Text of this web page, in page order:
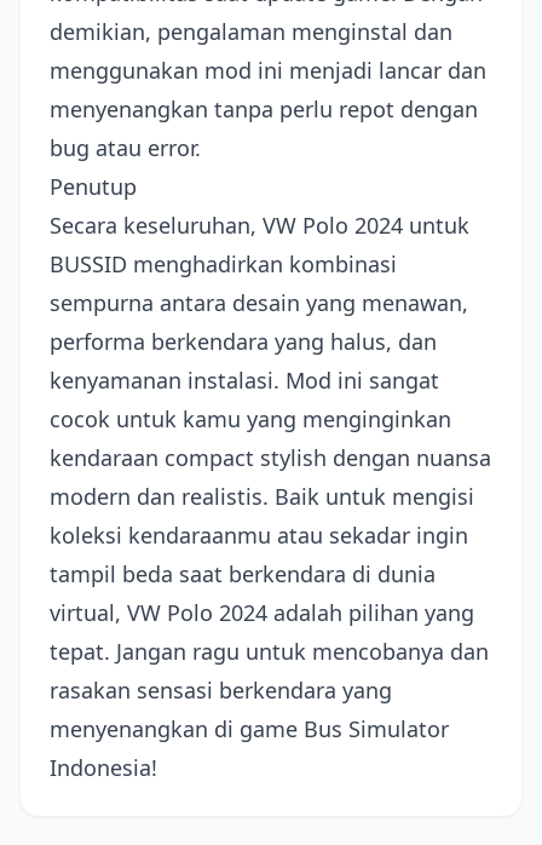
demikian, pengalaman menginstal dan
menggunakan mod ini menjadi lancar dan
menyenangkan tanpa perlu repot dengan
bug atau error.
Penutup
Secara keseluruhan, VW Polo 2024 untuk
BUSSID menghadirkan kombinasi
sempurna antara desain yang menawan,
performa berkendara yang halus, dan
kenyamanan instalasi. Mod ini sangat
cocok untuk kamu yang menginginkan
kendaraan compact stylish dengan nuansa
modern dan realistis. Baik untuk mengisi
koleksi kendaraanmu atau sekadar ingin
tampil beda saat berkendara di dunia
virtual, VW Polo 2024 adalah pilihan yang
tepat. Jangan ragu untuk mencobanya dan
rasakan sensasi berkendara yang
menyenangkan di game Bus Simulator
Indonesia!